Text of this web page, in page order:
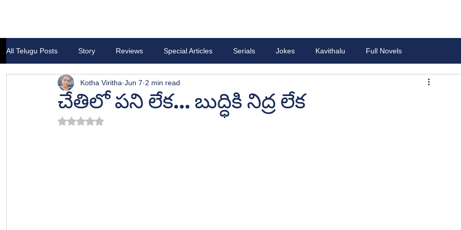
All Telugu Posts Story Reviews Special Articles Serials Jokes Kavithalu Full Novels
చేతిలో పని లేక... బుద్ధికి నిద్ర లేక
Kotha Viritha Jun 7 2 min read
Rated NaN out of 5 stars.